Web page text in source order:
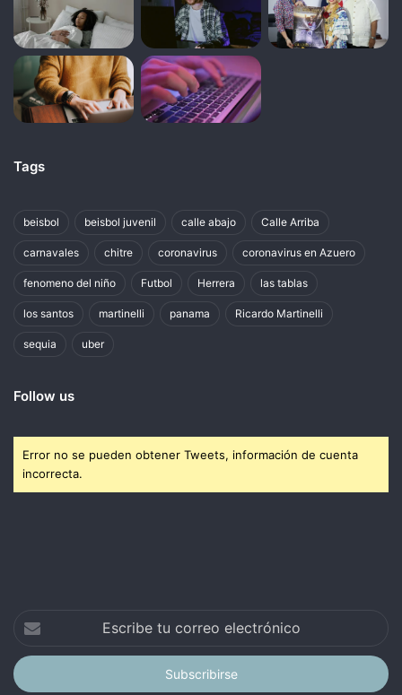
Tags
beisbol beisbol juvenil calle abajo Calle Arriba
carnavales chitre coronavirus coronavirus en Azuero
fenomeno del niño Futbol Herrera las tablas
los santos martinelli panama Ricardo Martinelli
sequia uber
Follow us
Error no se pueden obtener Tweets, información de cuenta
incorrecta.
correo
electrónico